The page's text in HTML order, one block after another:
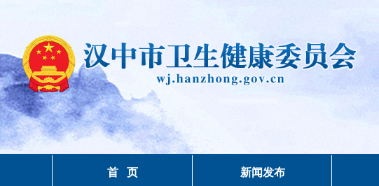
首 页 新闻发布